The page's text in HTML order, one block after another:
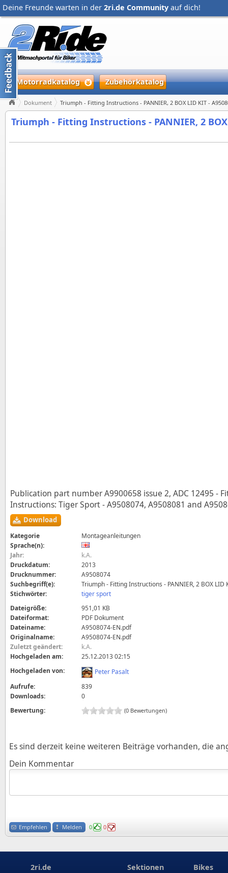
Deine Freunde warten in der 2ri.de Community auf dich!
Motorradkatalog Zubehörkatalog
Dokument Triumph - Fitting Instructions - PANNIER, 2 BOX LID KIT -
Triumph - Fitting Instructions - PANNIER, 2 BOX
Publication part number A9900658 issue 2, ADC 12495 -
Instructions: Tiger Sport - A9508074, A9508081 and
Download
Kategorie
Montageanleitungen
Sprache(n):
Jahr:
k.A.
Druckdatum:
2013
Drucknummer:
A9508074
Suchbegriff(e):
Triumph - Fitting Instructions - PANNIER, 2 BOX LID
Stichwörter:
tiger sport
Dateigröße:
951,01 KB
Dateiformat:
PDF Dokument
Dateiname:
A9508074-EN.pdf
Originalname:
A9508074-EN.pdf
Zuletzt geändert:
k.A.
Hochgeladen am:
25.12.2013 02:15
Hochgeladen von:
Peter Pasalt
Aufrufe:
839
Downloads:
0
Bewertung:
(0 Bewertungen)
Es sind derzeit keine weiteren Beiträge vorhanden, die
Dein Kommentar
Empfehlen Melden 0 0
2ri.de Sektionen Bikes